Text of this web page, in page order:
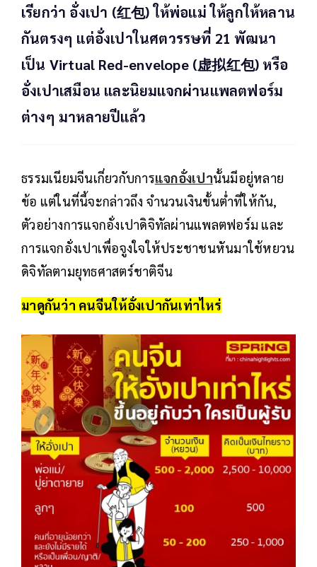
เรียกว่า อั่งเปา (红包) ให้พ่อแม่ ให้ลูกให้หลาน
กันตรงๆ แต่อั่งเปาในศตวรรษที่ 21 พัฒนา
เป็น Virtual Red-envelope (虚拟红包) หรือ
อั่งเปาเสมือน และนิยมแจกผ่านแพลตฟอร์ม
ต่างๆ มาหลายปีแล้ว
ธรรมเนียมจีนเกี่ยวกับการแจกอั่งเปานั้นมีอยู่หลาย
ข้อ แต่ในที่นี้จะกล่าวถึง จำนวนเงินขั้นต่ำที่ให้กัน,
ตัวอย่างการแจกอั่งเปาดิจิทัลผ่านแพลตฟอร์ม และ
การแจกอั่งเปาเพื่อจูงใจให้ประชาชนหันมาใช้หยวน
ดิจิทัลตามยุทธศาสตร์ชาติจีน
มาดูกันว่า คนจีนให้อั่งเปากันเท่าไหร่